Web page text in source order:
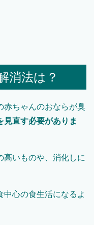
消法は？
赤ちゃんのおならが臭
見直す必要がありま
高いものや、消化しに
心の食生活になるよ